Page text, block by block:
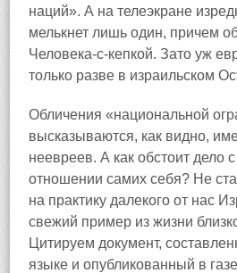
наций». А на телеэкране
мелькнет лишь один, причем
Человека‑с‑кепкой. Зато уж
только разве в израильском
Обличения «национальной
высказываются, как видно,
неевреев. А как обстоит дело
отношении самих себя? Не
на практику далекого от нас
свежий пример из жизни
Цитируем документ,
языке и опубликованный в